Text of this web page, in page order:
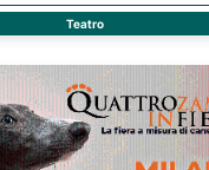
Teatro